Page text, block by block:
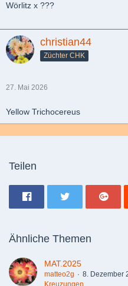
Wörlitz x ???
christian44
Züchter CHK
27. Mai 2026
Yellow Trichocereus
Teilen
Ähnliche Themen
MAT.2025
matteo2g
8. Dezember
Kreuzungen